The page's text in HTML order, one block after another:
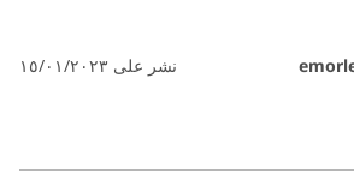
نشر على ١٥/٠١/٢٠٢٣